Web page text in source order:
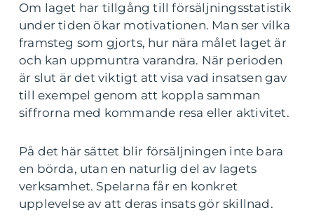
Om laget har tillgång till försäljningsstatistik
under tiden ökar motivationen. Man ser vilka
framsteg som gjorts, hur nära målet laget är
och kan uppmuntra varandra. När perioden
är slut är det viktigt att visa vad insatsen gav
till exempel genom att koppla samman
siffrorna med kommande resa eller aktivitet.
På det här sättet blir försäljningen inte bara
en börda, utan en naturlig del av lagets
verksamhet. Spelarna får en konkret
upplevelse av att deras insats gör skillnad.